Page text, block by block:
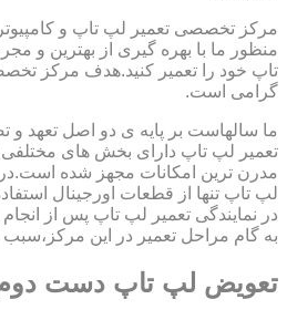
مرکز تخصصی تعمیر لپ تاپ و
منظور ما با بهره گیری از بهترین و
تاپ خود را تعمیر کنید.هدف مرکز
گرامی است.
ما سالهاست بر پایه ی دو اصل تعهد
تعمیر لپ تاپ دارای بخش های
مدرن ترین امکانات مجهز شده
لپ تاپ تنها از قطعات اورجینال
در نمایندگی تعمیر لپ تاپ پس از
به گام مراحل تعمیر در این مرکز،سبب
تعویض لپ تاپ دست